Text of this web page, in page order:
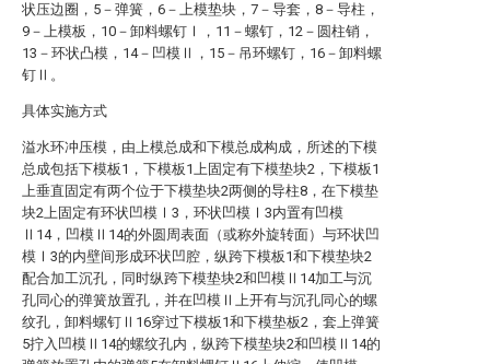
状压边圈，5－弹簧，6－上模垫块，7－导套，8－导柱，
9－上模板，10－卸料螺钉Ⅰ，11－螺钉，12－圆柱销，
13－环状凸模，14－凹模Ⅱ，15－吊环螺钉，16－卸料螺
钉Ⅱ。
具体实施方式
溢水环冲压模，由上模总成和下模总成构成，所述的下模
总成包括下模板1，下模板1上固定有下模垫块2，下模板1
上垂直固定有两个位于下模垫块2两侧的导柱8，在下模垫
块2上固定有环状凹模Ⅰ3，环状凹模Ⅰ3内置有凹模
Ⅱ14，凹模Ⅱ14的外圆周表面（或称外旋转面）与环状凹
模Ⅰ3的内壁间形成环状凹腔，纵跨下模板1和下模垫块2
配合加工沉孔，同时纵跨下模垫块2和凹模Ⅱ14加工与沉
孔同心的弹簧放置孔，并在凹模Ⅱ上开有与沉孔同心的螺
纹孔，卸料螺钉Ⅱ16穿过下模板1和下模垫板2，套上弹簧
5拧入凹模Ⅱ14的螺纹孔内，纵跨下模垫块2和凹模Ⅱ14的